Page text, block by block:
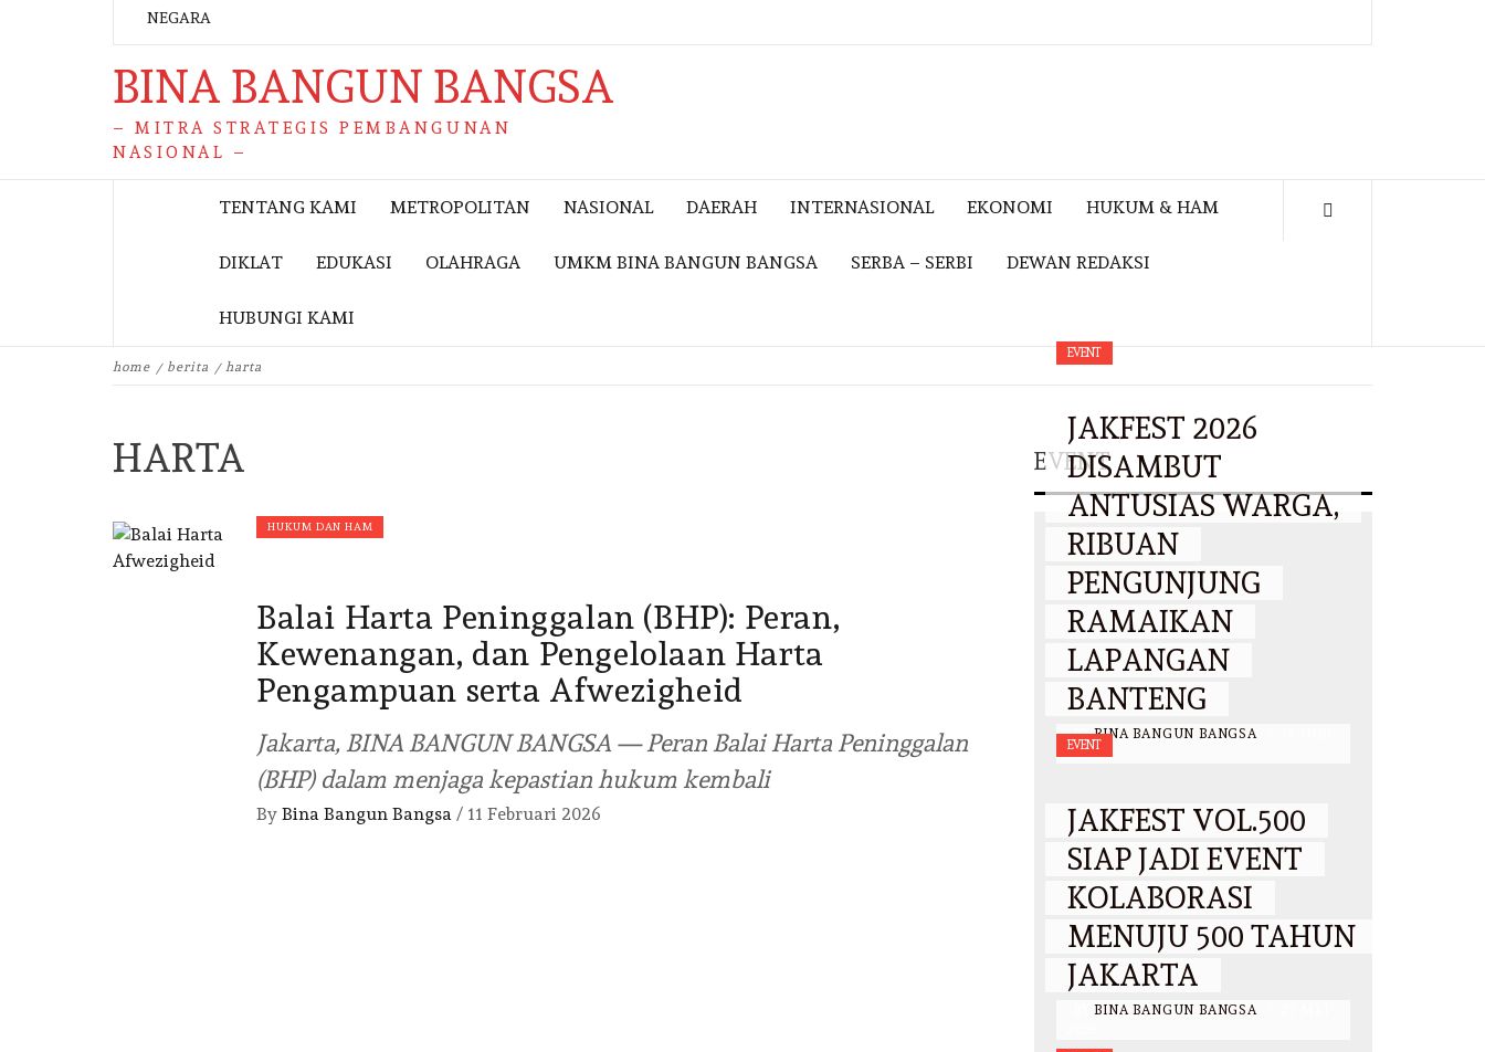
BINA BANGUN BANGSA
– MITRA STRATEGIS PEMBANGUNAN
NASIONAL –
TENTANG KAMI METROPOLITAN NASIONAL DAERAH INTERNASIONAL EKONOMI HUKUM & HAM
DIKLAT EDUKASI OLAHRAGA UMKM BINA BANGUN BANGSA SERBA – SERBI DEWAN REDAKSI
HUBUNGI KAMI
home berita harta
HARTA
HUKUM DAN HAM
Balai Harta Peninggalan (BHP): Peran,
Kewenangan, dan Pengelolaan Harta
Pengampuan serta Afwezigheid
Jakarta, BINA BANGUN BANGSA — Peran Balai Harta Peninggalan
(BHP) dalam menjaga kepastian hukum kembali
By Bina Bangun Bangsa / 11 Februari 2026
EVENT
EVENT
JAKFEST 2026
DISAMBUT
ANTUSIAS WARGA,
RIBUAN
PENGUNJUNG
RAMAIKAN
LAPANGAN
BANTENG
BY BINA BANGUN BANGSA
2026
EVENT
JAKFEST VOL.500
SIAP JADI EVENT
KOLABORASI
MENUJU 500 TAHUN
JAKARTA
BINA BANGUN BANGSA